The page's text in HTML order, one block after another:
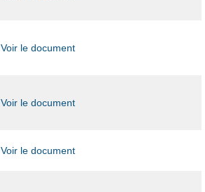
Voir le document
Voir le document
Voir le document